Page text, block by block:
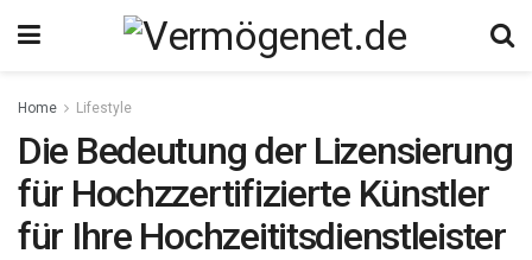
Home Lifestyle
Die Bedeutung der Lizensierung
für Hochzzertifizierte Künstler
für Ihre Hochzeititsdienstleister